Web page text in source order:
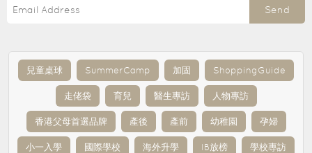
Send
兒童桌球 SummerCamp 加固 ShoppingGuide
走佬袋 育兒 醫生專訪 人物專訪
香港父母首選品牌 產後 產前 幼稚園 孕婦
小一入學 國際學校 海外升學 IB放榜 學校專訪